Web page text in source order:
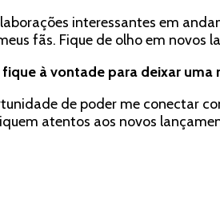
interessantes em
fãs. Fique de olho em
à vontade para deixar uma
de poder me conectar
atentos aos novos